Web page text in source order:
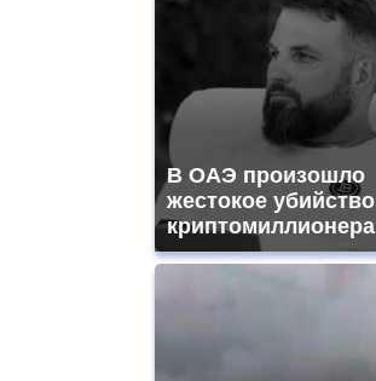
В ОАЭ произошло
жестокое убийство
криптомиллионера